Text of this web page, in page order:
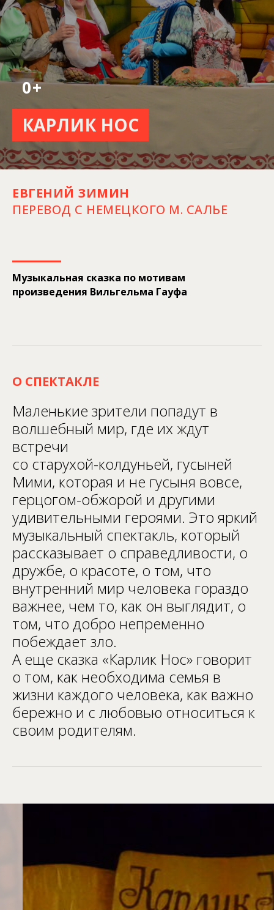
0+
КАРЛИК НОС
ЕВГЕНИЙ ЗИМИН
ПЕРЕВОД С НЕМЕЦКОГО М. САЛЬЕ
Музыкальная сказка по мотивам
произведения Вильгельма Гауфа
О СПЕКТАКЛЕ
Маленькие зрители попадут в
волшебный мир, где их ждут
встречи
со старухой-колдуньей, гусыней
Мими, которая и не гусыня вовсе,
герцогом-обжорой и другими
удивительными героями. Это яркий
музыкальный спектакль, который
рассказывает о справедливости, о
дружбе, о красоте, о том, что
внутренний мир человека гораздо
важнее, чем то, как он выглядит, о
том, что добро непременно
побеждает зло.
А еще сказка «Карлик Нос» говорит
о том, как необходима семья в
жизни каждого человека, как важно
бережно и с любовью относиться к
своим родителям.